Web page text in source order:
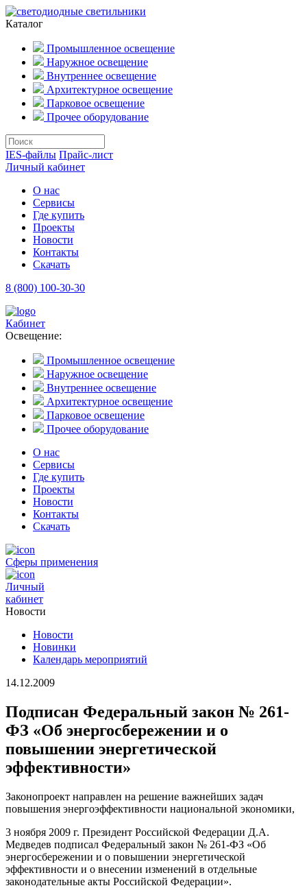
Каталог
Промышленное освещение
Наружное освещение
Внутреннее освещение
Архитектурное освещение
Парковое освещение
Прочее оборудование
IES-файлы Прайс-лист
Личный кабинет
О нас
Сервисы
Где купить
Проекты
Новости
Контакты
Скачать
8 (800) 100-30-30
Кабинет
Освещение:
Промышленное освещение
Наружное освещение
Внутреннее освещение
Архитектурное освещение
Парковое освещение
Прочее оборудование
О нас
Сервисы
Где купить
Проекты
Новости
Контакты
Скачать
Сферы применения
Личный
кабинет
Новости
Новости
Новинки
Календарь мероприятий
14.12.2009
Подписан Федеральный закон № 261-
ФЗ «Об энергосбережении и о
повышении энергетической
эффективности»
Законопроект направлен на решение важнейших задач
повышения энергоэффективности национальной экономики,
3 ноября 2009 г. Президент Российской Федерации Д.А.
Медведев подписал Федеральный закон № 261-ФЗ «Об
энергосбережении и о повышении энергетической
эффективности и о внесении изменений в отдельные
законодательные акты Российской Федерации».